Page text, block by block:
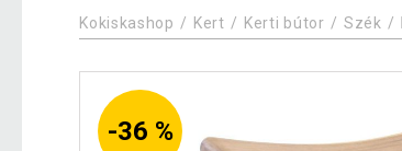
Kokiskashop Kert Kerti bútor Szék
-36 %